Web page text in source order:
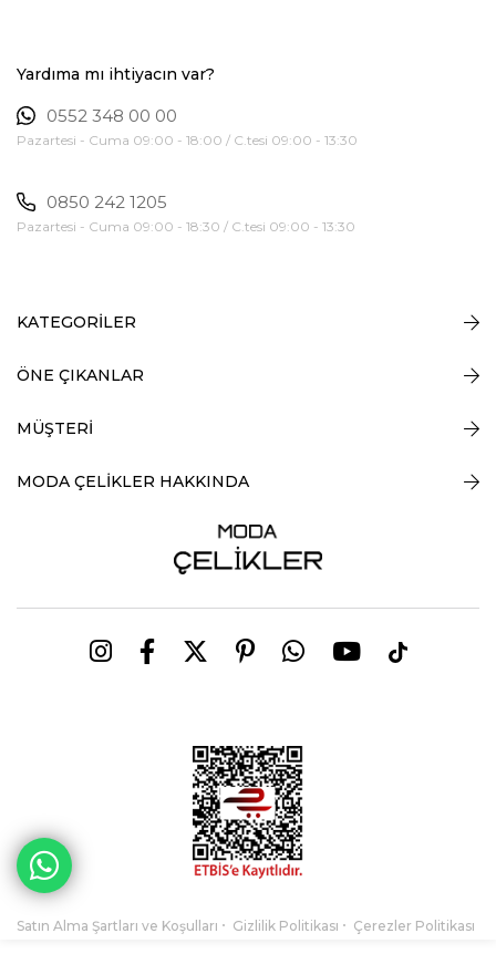
Yardıma mı ihtiyacın var?
0552 348 00 00
Pazartesi - Cuma 09:00 - 18:00 / C.tesi 09:00 - 13:30
0850 242 1205
Pazartesi - Cuma 09:00 - 18:30 / C.tesi 09:00 - 13:30
KATEGORİLER
ÖNE ÇIKANLAR
MÜŞTERİ
MODA ÇELİKLER HAKKINDA
Satın Alma Şartları ve Koşulları Gizlilik Politikası Çerezler Politikası